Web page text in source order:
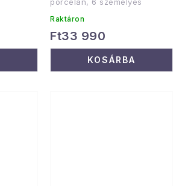
Raktáron
Ft33 990
KOSÁRBA